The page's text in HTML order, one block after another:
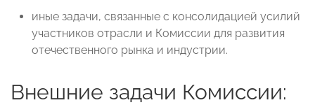
иные задачи, связанные с консолидацией усилий
участников отрасли и Комиссии для развития
отечественного рынка и индустрии.
Внешние задачи Комиссии: